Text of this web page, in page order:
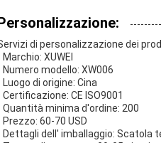
di personalizzazione dei
Marchio: XUWEI
Numero modello: XW006
Luogo di origine: Cina
Certificazione: CE ISO9001
Quantità minima d'ordine: 200
Prezzo: 60-70 USD
Dettagli dell' imballaggio: Scatola